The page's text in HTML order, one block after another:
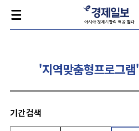
'지역맞춤형프로그램'
기간검색